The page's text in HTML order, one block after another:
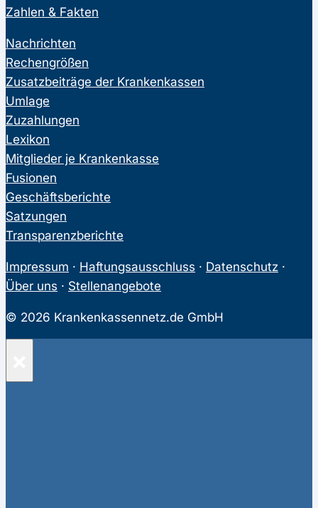
Zahlen & Fakten
Nachrichten
Rechengrößen
Zusatzbeiträge der Krankenkassen
Umlage
Zuzahlungen
Lexikon
Mitglieder je Krankenkasse
Fusionen
Geschäftsberichte
Satzungen
Transparenzberichte
Impressum · Haftungsausschluss · Datenschutz ·
Über uns · Stellenangebote
© 2026 Krankenkassennetz.de GmbH